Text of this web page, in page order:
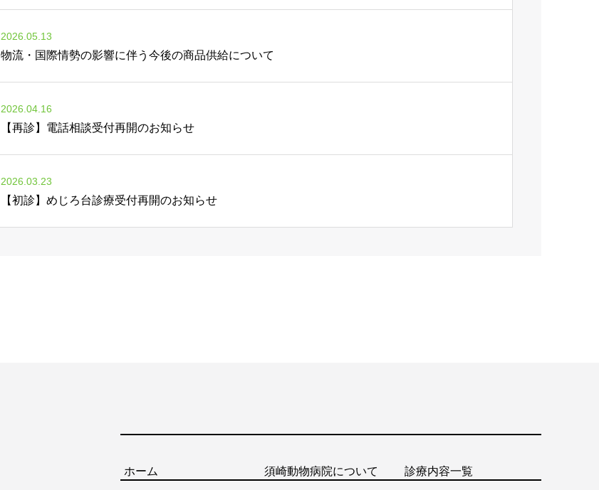
2026.05.13
物流・国際情勢の影響に伴う今後の商品供給について
2026.04.16
【再診】電話相談受付再開のお知らせ
2026.03.23
【初診】めじろ台診療受付再開のお知らせ
ホーム 須崎動物病院について 診療内容一覧